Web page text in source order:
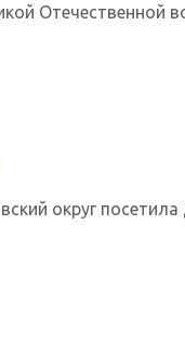
Отечественной
округ